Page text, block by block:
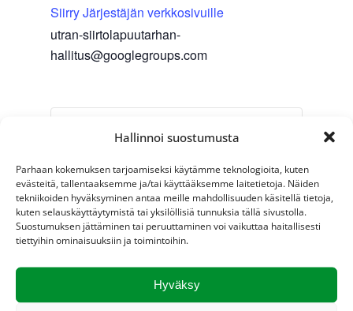
Hallinnoi suostumusta
Parhaan kokemuksen tarjoamiseksi käytämme teknologioita, kuten
evästeitä, tallentaaksemme ja/tai käyttääksemme laitetietoja. Näiden
tekniikoiden hyväksyminen antaa meille mahdollisuuden käsitellä tietoja,
kuten selauskäyttäytymistä tai yksilöllisiä tunnuksia tällä sivustolla.
Suostumuksen jättäminen tai peruuttaminen voi vaikuttaa haitallisesti
tiettyihin ominaisuuksiin ja toimintoihin.
Hyväksy
Siirry Järjestäjän verkkosivuille
utran-siirtolapuutarhan-
hallitus@googlegroups.com
Lisää kalenteriin
navigointi
ylimääräinen
Vedet suljetaan
talveksi 1.10»